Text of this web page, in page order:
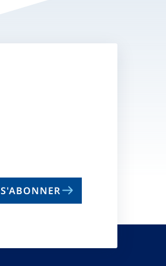
S'ABONNER